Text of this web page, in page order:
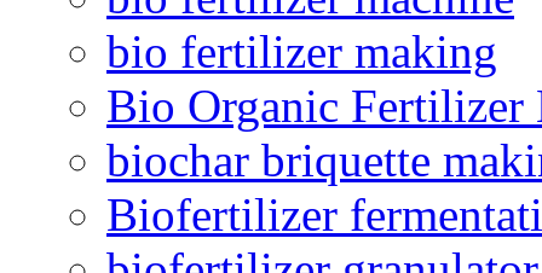
bio fertilizer making
Bio Organic Fertilizer
biochar briquette
Biofertilizer